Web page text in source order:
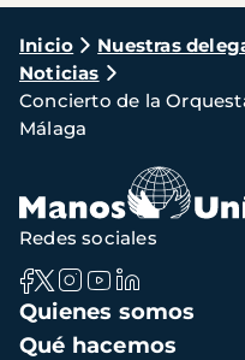
Ruta
de
navegación
Inicio Nuestras
Noticias
Concierto de la
Málaga
Navegación
principal
Quienes somos
Qué hacemos
Redes sociales